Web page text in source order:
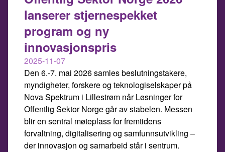
lanserer stjernespekket
program og ny
innovasjonspris
2025-11-07
Den 6.-7. mai 2026 samles beslutningstakere,
myndigheter, forskere og teknologiselskaper på
Nova Spektrum i Lillestrøm når Løsninger for
Offentlig Sektor Norge går av stabelen. Messen
blir en sentral møteplass for fremtidens
forvaltning, digitalisering og samfunnsutvikling –
der innovasjon og samarbeid står i sentrum.